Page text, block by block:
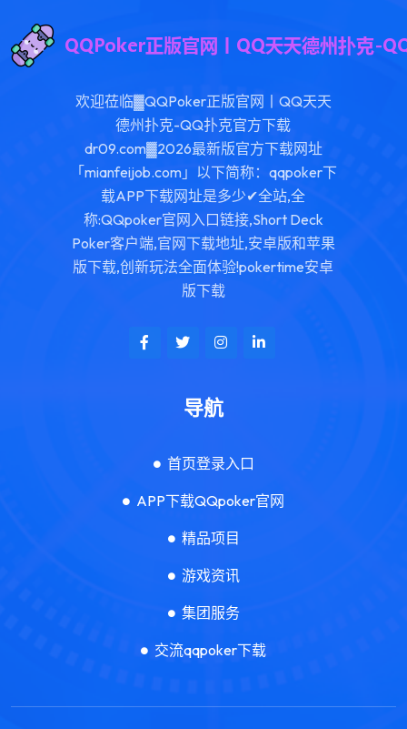
欢迎莅临▓QQPoker正版官网丨QQ天天
德州扑克-QQ扑克官方下载
dr09.com▓2026最新版官方下载网址
「mianfeijob.com」以下简称：qqpoker下
载APP下载网址是多少✔全站,全
称:QQpoker官网入口链接,Short Deck
Poker客户端,官网下载地址,安卓版和苹果
版下载,创新玩法全面体验!pokertime安卓
版下载
导航
首页登录入口
APP下载QQpoker官网
精品项目
游戏资讯
集团服务
交流qqpoker下载